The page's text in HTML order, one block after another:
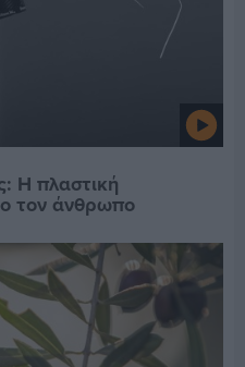
Η πλαστική
τον άνθρωπο